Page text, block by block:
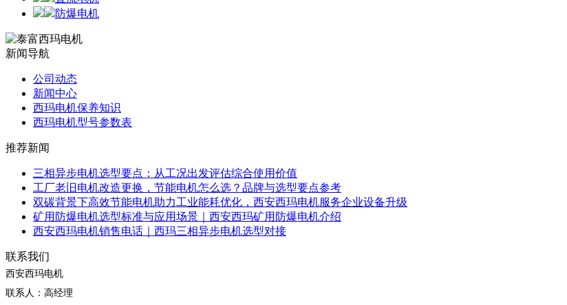
防爆电机
新闻导航
公司动态
新闻中心
西玛电机保养知识
西玛电机型号参数表
推荐新闻
三相异步电机选型要点：从工况出发评估综合使用价值
工厂老旧电机改造更换，节能电机怎么选？品牌与选型要点参考
双碳背景下高效节能电机助力工业能耗优化，西安西玛电机服务企业设备升级
矿用防爆电机选型标准与应用场景｜西安西玛矿用防爆电机介绍
西安西玛电机销售电话｜西玛三相异步电机选型对接
联系我们
西安西玛电机
联系人：高经理